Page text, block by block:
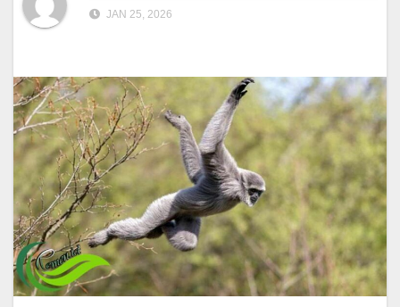
JAN 25, 2026